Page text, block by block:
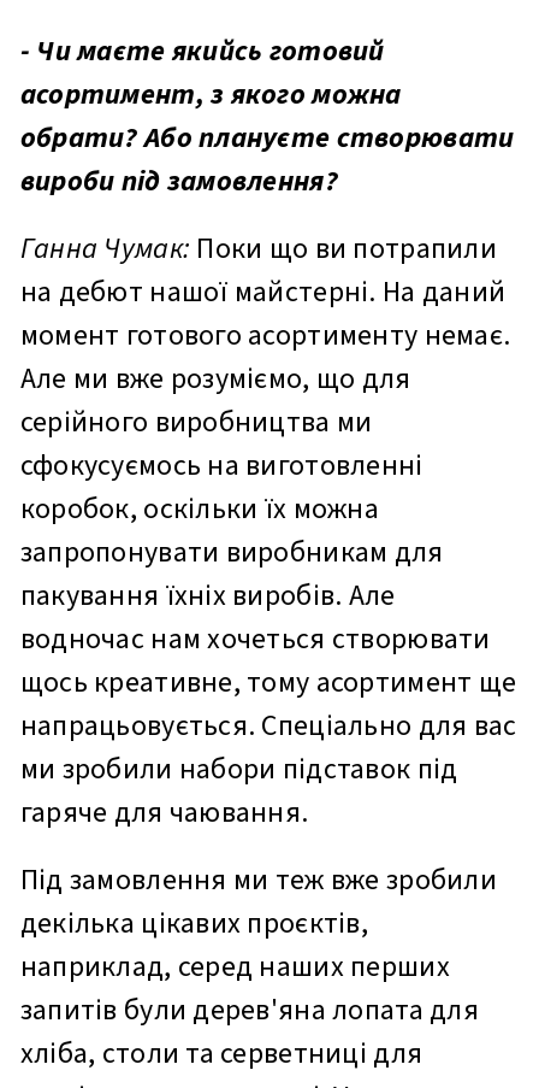
- Чи маєте якийсь готовий
асортимент, з якого можна
обрати? Або плануєте створювати
вироби під замовлення?
Ганна Чумак: Поки що ви потрапили
на дебют нашої майстерні. На даний
момент готового асортименту немає.
Але ми вже розуміємо, що для
серійного виробництва ми
сфокусуємось на виготовленні
коробок, оскільки їх можна
запропонувати виробникам для
пакування їхніх виробів. Але
водночас нам хочеться створювати
щось креативне, тому асортимент ще
напрацьовується. Спеціально для вас
ми зробили набори підставок під
гаряче для чаювання.
Під замовлення ми теж вже зробили
декілька цікавих проєктів,
наприклад, серед наших перших
запитів були дерев'яна лопата для
хліба, столи та серветниці для